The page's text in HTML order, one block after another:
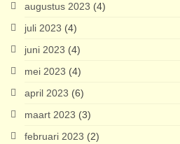
augustus 2023 (4)
juli 2023 (4)
juni 2023 (4)
mei 2023 (4)
april 2023 (6)
maart 2023 (3)
februari 2023 (2)